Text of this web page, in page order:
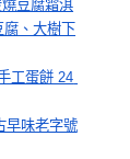
豆腐霜淇
、大樹下
工蛋餅 24
早味老字號